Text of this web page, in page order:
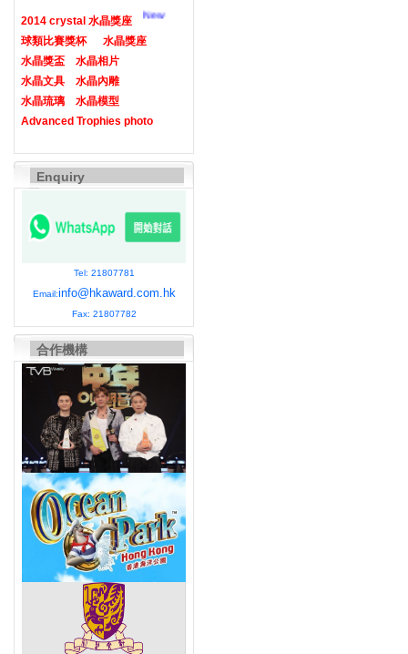
2014 crystal 水晶獎座 New
球類比賽獎杯
水晶獎座
水晶獎盃
水晶相片
水晶文具
水晶內雕
水晶琉璃
水晶模型
Advanced Trophies photo
Enquiry
Tel: 21807781
Email:info@hkaward.com.hk
Fax: 21807782
合作機構